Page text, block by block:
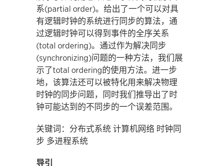
系(partial order)。给出了一个可以对具
有逻辑时钟的系统进行同步的算法，通
过逻辑时钟可以得到事件的全序关系
(total ordering)。通过作为解决同步
(synchronizing)问题的一种方法，我们展
示了total ordering的使用方法。进一步
地，该算法还可以被特化用来解决物理
时钟的同步问题，同时我们推导出了时
钟可能达到的不同步的一个误差范围。
关键词：分布式系统 计算机网络 时钟同
步 多进程系统
导引